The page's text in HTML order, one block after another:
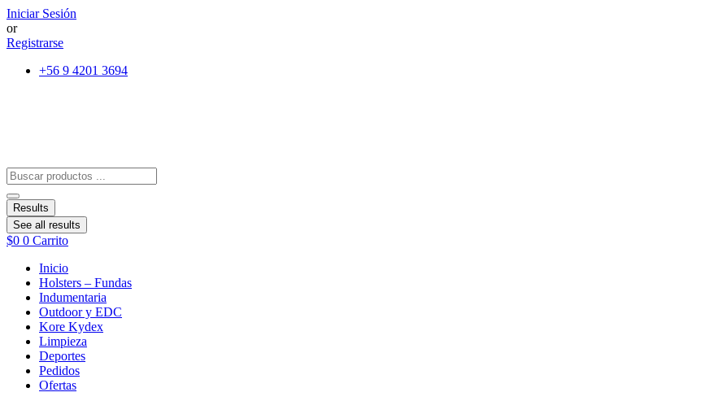
Ir
al
contenido
Iniciar Sesión
or
Registrarse
+56 9 4201 3694
Search
...
Results
See all results
$0 0 Carrito
Inicio
Holsters – Fundas
Indumentaria
Outdoor y EDC
Kore Kydex
Limpieza
Deportes
Pedidos
Ofertas